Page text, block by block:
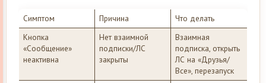
Симптом Причина
Что делать
Кнопка
«Сообщение»
неактивна
Нет взаимной
подписки/ЛС
закрыты
Взаимная
подписка, открыть
ЛС на «Друзья/
Все», перезапуск